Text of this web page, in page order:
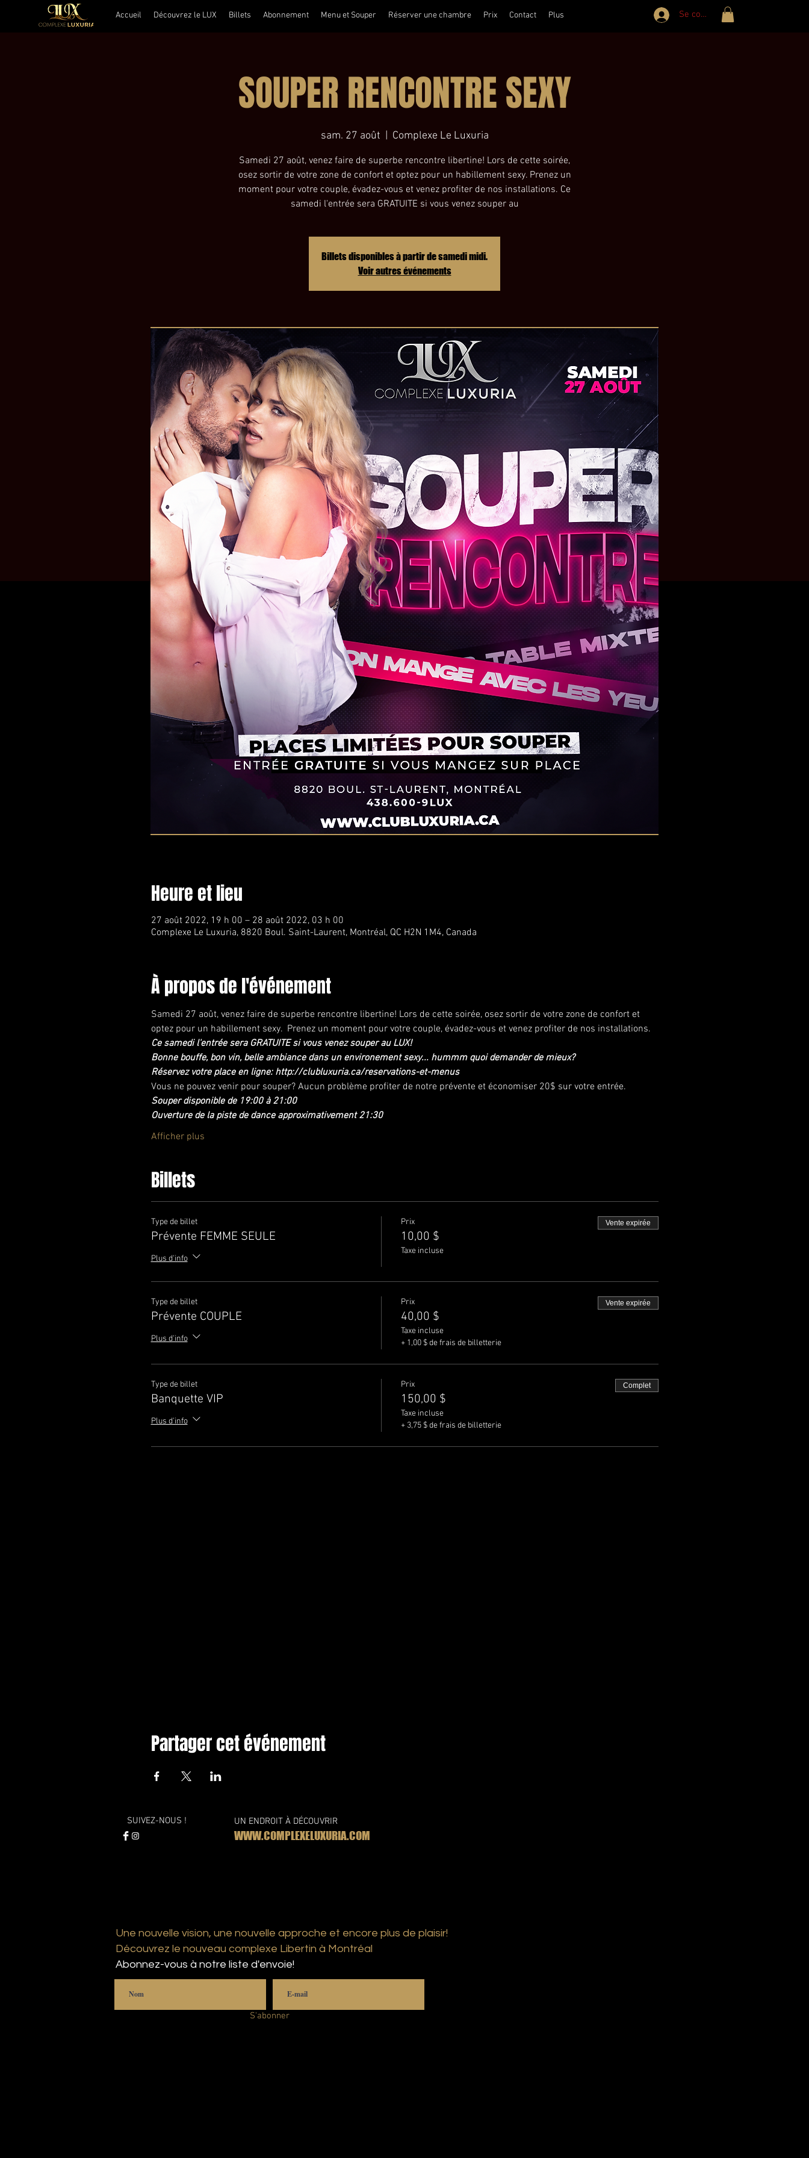
Accueil Découvrez le LUX Billets Abonnement Menu et Souper Réserver une chambre Prix Contact Plus Se connecter
SOUPER RENCONTRE SEXY
sam. 27 août
  |
Complexe Le Luxuria
Samedi 27 août, venez faire de superbe rencontre libertine! Lors de cette soirée,
osez sortir de votre zone de confort et optez pour un habillement sexy. Prenez un
moment pour votre couple, évadez-vous et venez profiter de nos installations. Ce
samedi l'entrée sera GRATUITE si vous venez souper au
Billets disponibles à partir de samedi midi.
Voir autres événements
Heure et lieu
27 août 2022, 19 h 00 – 28 août 2022, 03 h 00
Complexe Le Luxuria, 8820 Boul. Saint-Laurent, Montréal, QC H2N 1M4, Canada
À propos de l'événement
Samedi 27 août, venez faire de superbe rencontre libertine! Lors de cette soirée, osez sortir de votre zone de confort et
optez pour un habillement sexy.  Prenez un moment pour votre couple, évadez-vous et venez profiter de nos installations.
Ce samedi l'entrée sera GRATUITE si vous venez souper au LUX!
Bonne bouffe, bon vin, belle ambiance dans un environement sexy... hummm quoi demander de mieux?
Réservez votre place en ligne: http://clubluxuria.ca/reservations-et-menus
Vous ne pouvez venir pour souper? Aucun problème profiter de notre prévente et économiser 20$ sur votre entrée.
Souper disponible de 19:00 à 21:00
Ouverture de la piste de dance approximativement 21:30
Afficher plus
Billets
Type de billet
Prévente FEMME SEULE
Plus d'info
Prix
10,00 $
Taxe incluse
Vente expirée
Type de billet
Prévente COUPLE
Plus d'info
Prix
40,00 $
Taxe incluse
+ 1,00 $ de frais de billetterie
Vente expirée
Type de billet
Banquette VIP
Plus d'info
Prix
150,00 $
Taxe incluse
+ 3,75 $ de frais de billetterie
Complet
Partager cet événement
SUIVEZ-NOUS ! UN ENDROIT À DÉCOUVRIR
WWW.COMPLEXELUXURIA.COM
Une nouvelle vision, une nouvelle approche et encore plus de plaisir!
Découvrez le nouveau complexe Libertin à Montréal
Abonnez-vous à notre liste d'envoie!
S'abonner